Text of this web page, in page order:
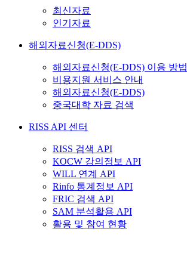
최신자료
인기자료
해외자료신청(E-DDS)
해외자료신청(E-DDS) 이용 방법
비용지원 서비스 안내
해외자료신청(E-DDS)
중국대학 자료 검색
RISS API 센터
RISS 검색 API
KOCW 강의정보 API
WILL 연계 API
Rinfo 통계정보 API
FRIC 검색 API
SAM 분석활용 API
활용 및 참여 현황